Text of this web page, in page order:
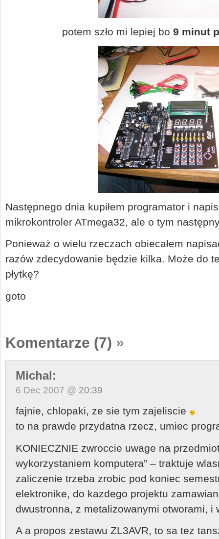
potem szło mi lepiej bo 9 minut
Następnego dnia kupiłem programator i
mikrokontroler ATmega32, ale o tym
Ponieważ o wielu rzeczach obiecałem
razów zdecydowanie będzie kilka. Może do
płytkę?
goto
Komentarze (7) »
Michal:
6 Dec 2007 @ 20:39
fajnie, chlopaki, ze sie tym zajeliscie
to na prawde przydatna rzecz, umiec
KONIECZNIE zwroccie uwage na
wykorzystaniem komputera” – traktuje
zaliczenie trzeba zrobic pod koniec
elektronike, do kazdego projektu
dwustronna, z metalizowanymi otworami,
A a propos zestawu ZL3AVR, to sa tez